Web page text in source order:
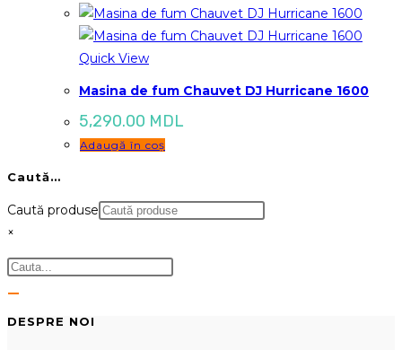
Quick View
Masina de fum Chauvet DJ Hurricane 1600
5,290.00 MDL
Adaugă în coș
Caută…
Caută produse
×
DESPRE NOI